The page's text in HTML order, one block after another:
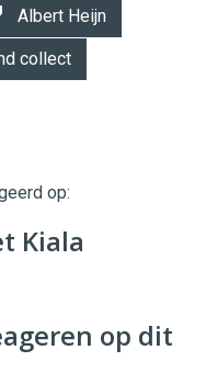
Albert Heijn
collect
op:
Kiala
op dit